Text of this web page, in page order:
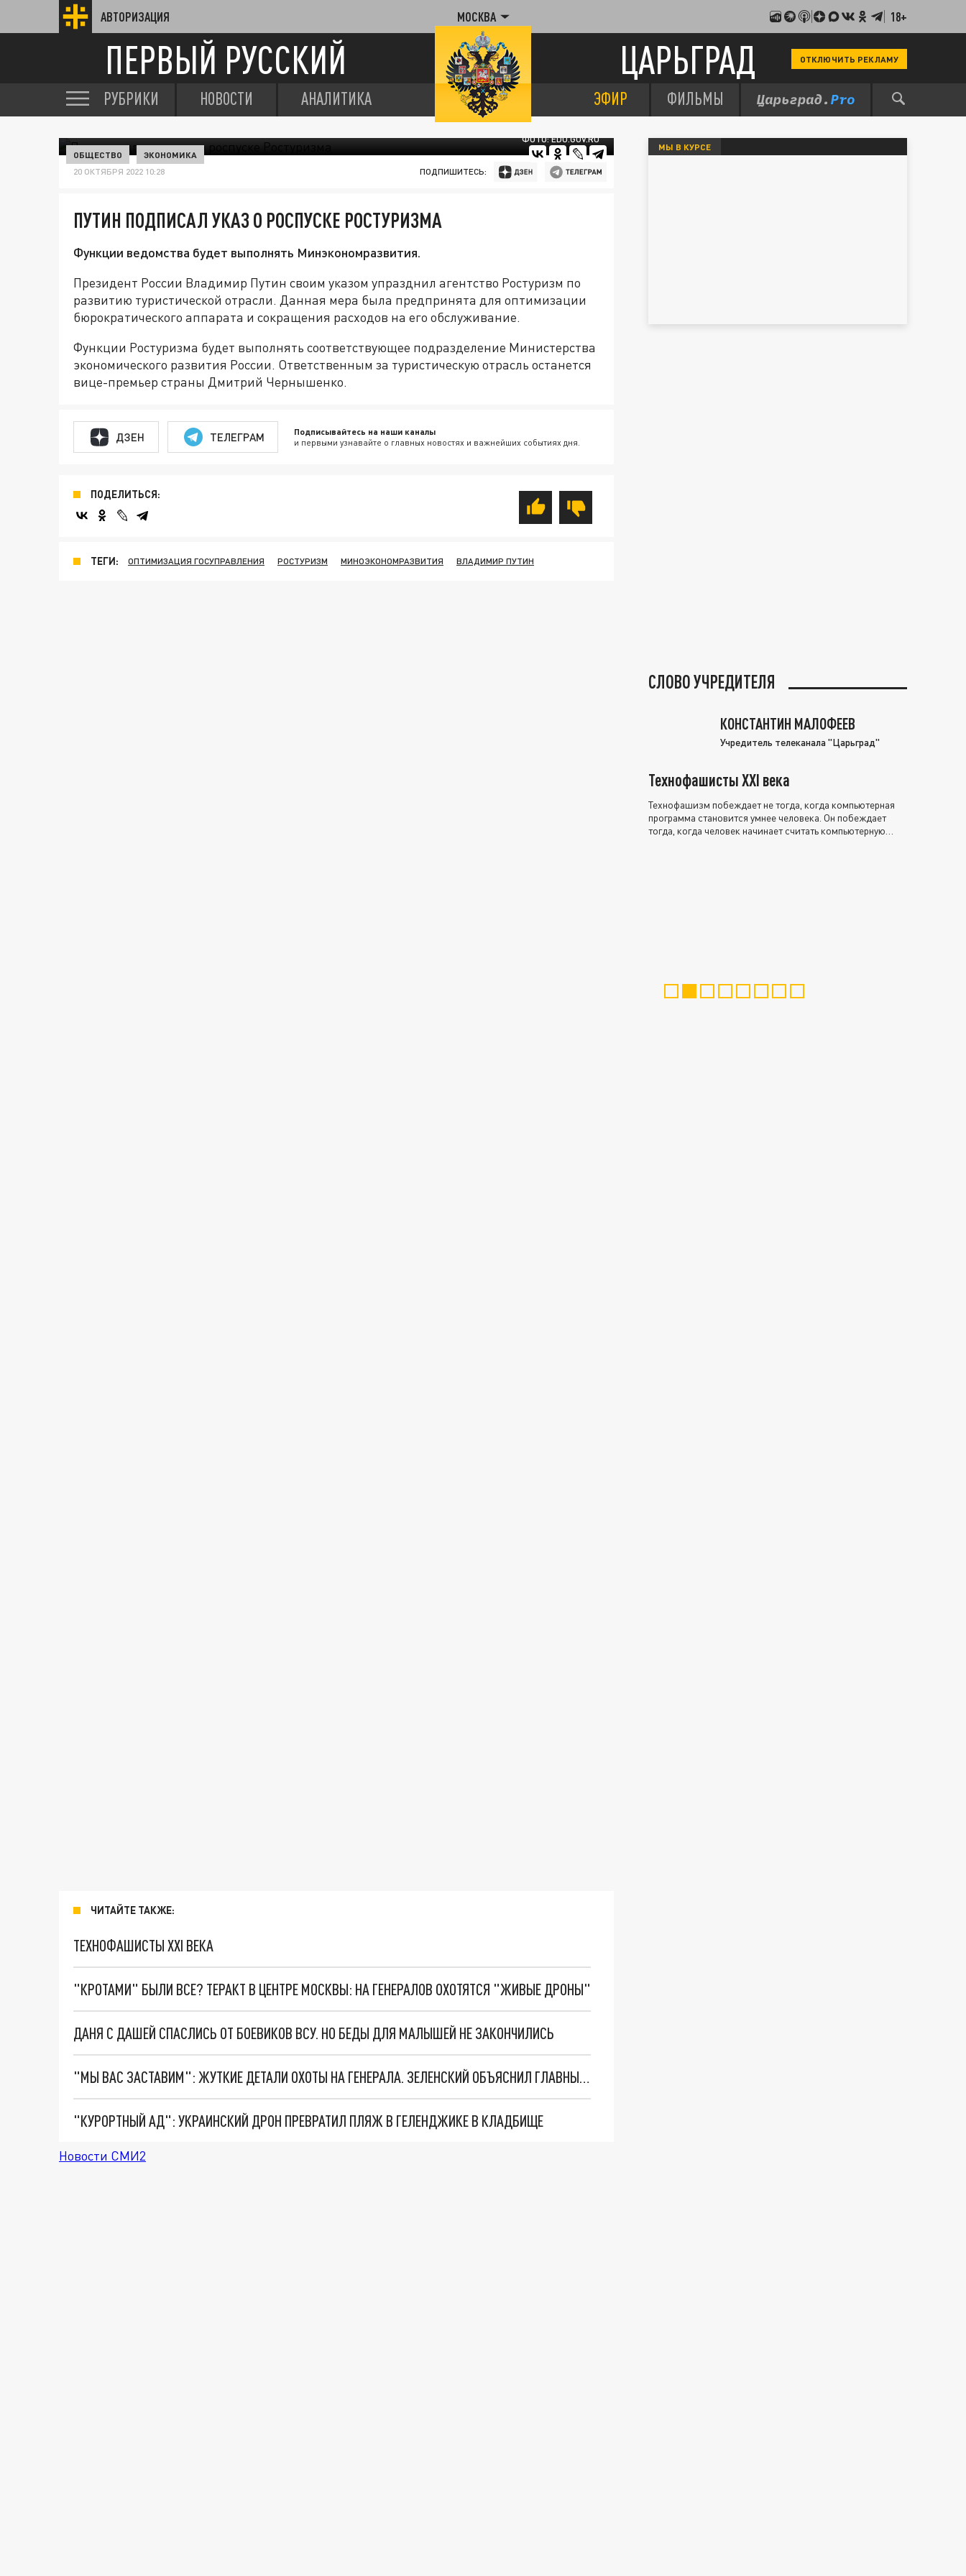
АВТОРИЗАЦИЯ МОСКВА 18+
ПЕРВЫЙ РУССКИЙ ЦАРЬГРАД ОТКЛЮЧИТЬ РЕКЛАМУ
РУБРИКИ НОВОСТИ АНАЛИТИКА ЭФИР ФИЛЬМЫ
ФОТО: EDU.GOV.RU
ОБЩЕСТВО ЭКОНОМИКА
20 ОКТЯБРЯ 2022 10:28 ПОДПИШИТЕСЬ:
ПУТИН ПОДПИСАЛ УКАЗ О РОСПУСКЕ РОСТУРИЗМА
Функции ведомства будет выполнять Минэкономразвития.
Президент России Владимир Путин своим указом упразднил агентство Ростуризм по
развитию туристической отрасли. Данная мера была предпринята для оптимизации
бюрократического аппарата и сокращения расходов на его обслуживание.
Функции Ростуризма будет выполнять соответствующее подразделение Министерства
экономического развития России. Ответственным за туристическую отрасль останется
вице-премьер страны Дмитрий Чернышенко.
ДЗЕН ТЕЛЕГРАМ Подписывайтесь на наши каналы
и первыми узнавайте о главных новостях и важнейших событиях дня.
ПОДЕЛИТЬСЯ:
ТЕГИ: ОПТИМИЗАЦИЯ ГОСУПРАВЛЕНИЯ РОСТУРИЗМ МИНОЭКОНОМРАЗВИТИЯ ВЛАДИМИР ПУТИН
ЧИТАЙТЕ ТАКЖЕ:
ТЕХНОФАШИСТЫ XXI ВЕКА
"КРОТАМИ" БЫЛИ ВСЕ? ТЕРАКТ В ЦЕНТРЕ МОСКВЫ: НА ГЕНЕРАЛОВ ОХОТЯТСЯ "ЖИВЫЕ ДРОНЫ"
ДАНЯ С ДАШЕЙ СПАСЛИСЬ ОТ БОЕВИКОВ ВСУ. НО БЕДЫ ДЛЯ МАЛЫШЕЙ НЕ ЗАКОНЧИЛИСЬ
"МЫ ВАС ЗАСТАВИМ": ЖУТКИЕ ДЕТАЛИ ОХОТЫ НА ГЕНЕРАЛА. ЗЕЛЕНСКИЙ ОБЪЯСНИЛ ГЛАВНЫЙ СМЫСЛ ТЕРАКТА В ЦЕНТРЕ МОСКВЫ
"КУРОРТНЫЙ АД": УКРАИНСКИЙ ДРОН ПРЕВРАТИЛ ПЛЯЖ В ГЕЛЕНДЖИКЕ В КЛАДБИЩЕ
Новости СМИ2
МЫ В КУРСЕ
СЛОВО УЧРЕДИТЕЛЯ
КОНСТАНТИН МАЛОФЕЕВ
Учредитель телеканала "Царьград"
Технофашисты XXI века
Технофашизм побеждает не тогда, когда компьютерная
программа становится умнее человека. Он побеждает
тогда, когда человек начинает считать компьютерную